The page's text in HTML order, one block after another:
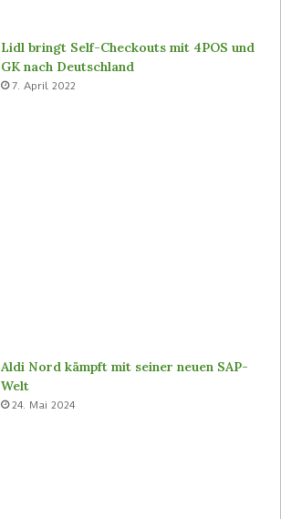
Lidl bringt Self-Checkouts mit 4POS und
GK nach Deutschland
7. April 2022
Aldi Nord kämpft mit seiner neuen SAP-
Welt
24. Mai 2024